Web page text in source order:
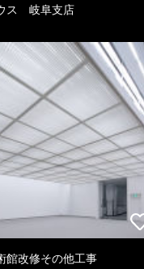
ス 岐阜支店
館改修その他工事